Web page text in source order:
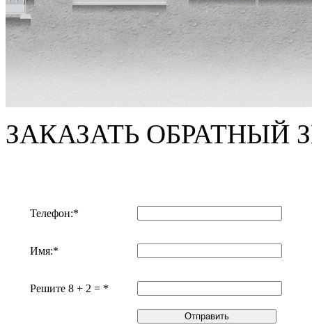
ЗАКАЗАТЬ ОБРАТНЫЙ
Телефон:*
Имя:*
Решите 8 + 2 = *